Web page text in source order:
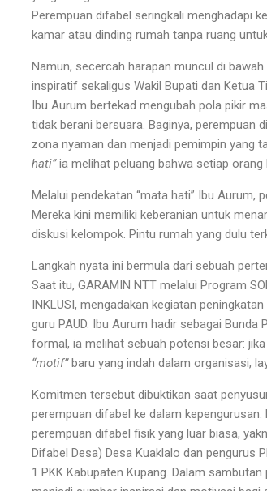
Perempuan difabel seringkali menghadapi
kamar atau dinding rumah tanpa ruang
Namun, secercah harapan muncul di
inspiratif sekaligus Wakil Bupati dan Ketua
Ibu Aurum bertekad mengubah pola pikir
tidak berani bersuara. Baginya, perempuan
zona nyaman dan menjadi pemimpin yang
hati”ia melihat peluang bahwa setiap orang
Melalui pendekatan “mata hati” Ibu Aurum,
Mereka kini memiliki keberanian untuk
diskusi kelompok. Pintu rumah yang dulu
Langkah nyata ini bermula dari sebuah
Saat itu, GARAMIN NTT melalui Program
INKLUSI, mengadakan kegiatan
guru PAUD. Ibu Aurum hadir sebagai
formal, ia melihat sebuah potensi besar:
“motif”baru yang indah dalam organisasi,
Komitmen tersebut dibuktikan saat
perempuan difabel ke dalam
perempuan difabel fisik yang luar biasa,
Difabel Desa) Desa Kuaklalo dan pengurus
1 PKK Kabupaten Kupang. Dalam